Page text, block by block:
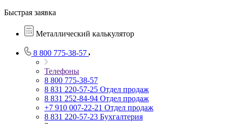
Быстрая заявка
Металлический калькулятор
8 800 775-38-57
Телефоны
8 800 775-38-57
8 831 220-57-25 Отдел продаж
8 831 252-84-94 Отдел продаж
+7 910 007-22-21 Отдел продаж
8 831 220-57-23 Бухгалтерия